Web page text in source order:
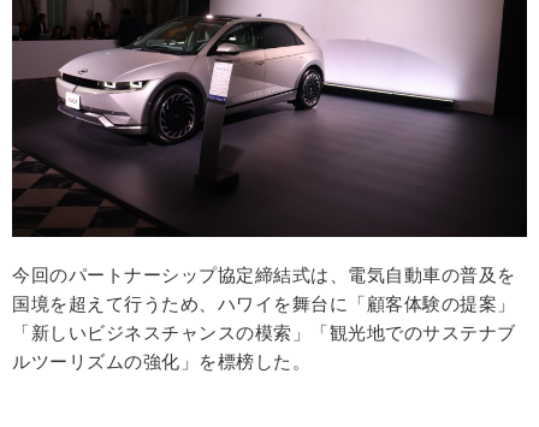
今回のパートナーシップ協定締結式は、電気自動車の普及を
国境を超えて行うため、ハワイを舞台に「顧客体験の提案」
「新しいビジネスチャンスの模索」「観光地でのサステナブ
ルツーリズムの強化」を標榜した。